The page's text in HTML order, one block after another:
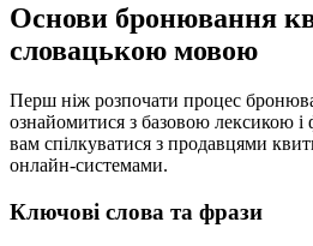
Основи бронювання
словацькою мовою
Перш ніж розпочати процес
ознайомитися з базовою лексикою
вам спілкуватися з продавцями
онлайн-системами.
Ключові слова та фрази